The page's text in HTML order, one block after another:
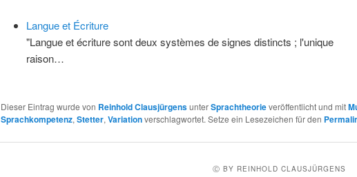
Langue et Écriture
"Langue et écriture sont deux systèmes de signes distincts ; l'unique
raison…
Dieser Eintrag wurde von Reinhold ClausjürgensunterSprachtheorieveröffentlicht und mit
Sprachkompetenz, Stetter, Variationverschlagwortet. Setze ein Lesezeichen für den
Ⓒ BY REINHOLD CLAUSJÜRGENS